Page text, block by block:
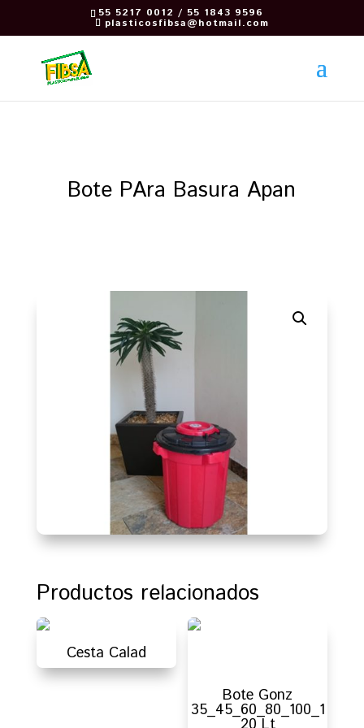
55 5217 0012 / 55 1843 9596
plasticosfibsa@hotmail.com
Bote PAra Basura Apan
Productos relacionados
Cesta Calad
Bote Gonz
35_45_60_80_100_1